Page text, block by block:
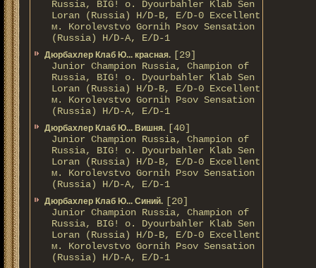
Russia, BIG! о. Dyourbahler Klab Sen
Loran (Russia) H/D-B, E/D-0 Excellent
м. Korolevstvo Gornih Psov Sensation
(Russia) H/D-A, E/D-1
Дюрбахлер Клаб Ю... красная. [29]
Junior Champion Russia, Champion of
Russia, BIG! о. Dyourbahler Klab Sen
Loran (Russia) H/D-B, E/D-0 Excellent
м. Korolevstvo Gornih Psov Sensation
(Russia) H/D-A, E/D-1
Дюрбахлер Клаб Ю... Вишня. [40]
Junior Champion Russia, Champion of
Russia, BIG! о. Dyourbahler Klab Sen
Loran (Russia) H/D-B, E/D-0 Excellent
м. Korolevstvo Gornih Psov Sensation
(Russia) H/D-A, E/D-1
Дюрбахлер Клаб Ю... Синий. [20]
Junior Champion Russia, Champion of
Russia, BIG! о. Dyourbahler Klab Sen
Loran (Russia) H/D-B, E/D-0 Excellent
м. Korolevstvo Gornih Psov Sensation
(Russia) H/D-A, E/D-1